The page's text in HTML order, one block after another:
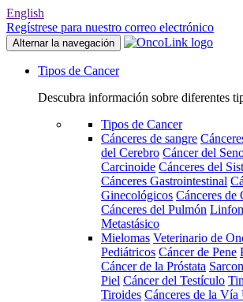
English
Regístrese para nuestro correo electrónico
Alternar la navegación
Tipos de Cancer
Descubra información sobre diferentes
Tipos de Cancer
Cánceres de sangre
del Cerebro Cáncer del
Carcinoide Cánceres del
Cánceres Gastrointestinal
Ginecológicos Cánceres de
Cánceres del Pulmón
Metastásico
Mielomas Veterinario de
Pediátricos Cáncer de Pene
Cáncer de la Próstata
Piel Cáncer del Testículo
Tiroides Cánceres de la Vía